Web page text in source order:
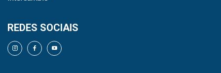
REDES SOCIAIS